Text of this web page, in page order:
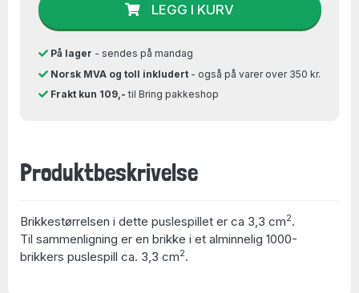
LEGG I KURV
På lager - sendes på mandag
Norsk MVA og toll inkludert- også på varer over 350 kr.
Frakt kun 109,- til Bring pakkeshop
Produktbeskrivelse
Brikkestørrelsen i dette puslespillet er ca 3,3 cm2.
Til sammenligning er en brikke i et alminnelig 1000-
brikkers puslespill ca. 3,3 cm2.